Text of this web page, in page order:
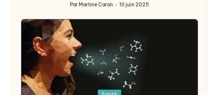
Par Martine Caron 10 juin 2025